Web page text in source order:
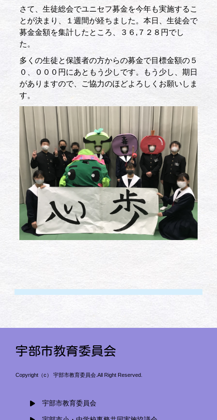
さて、生徒総会でユニセフ募金を今年も実施するこ
とが決まり、１週間が経ちました。本日、生徒会で
募金金額を集計したところ、３６,７２８円でし
た。
多くの生徒と保護者の方からの募金で目標金額の５
０、０００円にあともう少しです。もう少し、期日
がありますので、ご協力のほどよろしくお願いしま
す。
宇部市教育委員会
Copyright（c） 宇部市教育委員会.All Right Reserved.
宇部市教育委員会